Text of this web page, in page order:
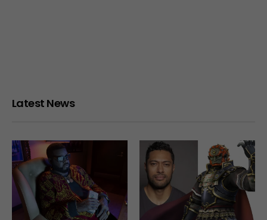
Latest News